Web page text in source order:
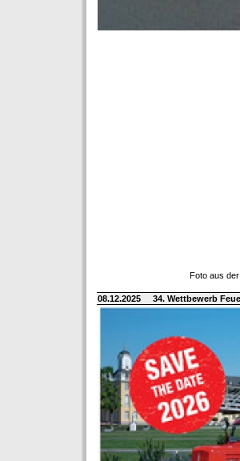
Foto aus
08.12.2025 34. Wettbewerb